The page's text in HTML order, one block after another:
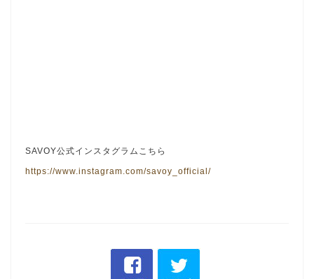
SAVOY公式インスタグラムこちら
https://www.instagram.com/savoy_official/